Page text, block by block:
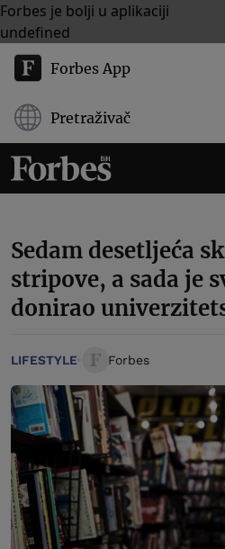
Forbes je bolji u aplikaciji
undefined
Forbes App
Pretraživač
Sedam desetljeća
stripove, a sada je
donirao
LIFESTYLE Forbes